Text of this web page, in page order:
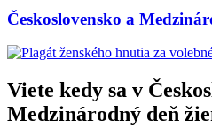
Československo a
Viete kedy sa v
Medzinárodný deň